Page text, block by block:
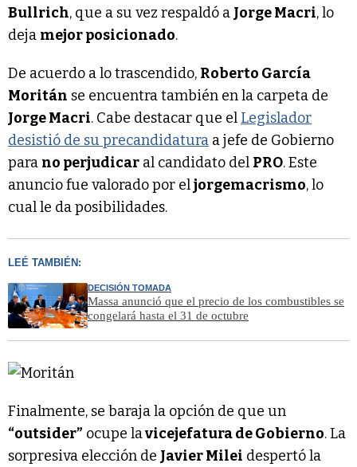
Bullrich, que a su vez respaldó a Jorge Macri, lo
deja mejor posicionado.
De acuerdo a lo trascendido, Roberto García
Moritán se encuentra también en la carpeta de
Jorge Macri. Cabe destacar que el Legislador
desistió de su precandidatura a jefe de Gobierno
para no perjudicar al candidato del PRO. Este
anuncio fue valorado por eljorgemacrismo, lo
cual le da posibilidades.
LEÉ TAMBIÉN:
DECISIÓN TOMADA
Massa anunció que el precio de los combustibles se
congelará hasta el 31 de octubre
Finalmente, se baraja la opción de que un
“outsider” ocupe lavicejefatura de Gobierno. La
sorpresiva elección de Javier Milei despertó la